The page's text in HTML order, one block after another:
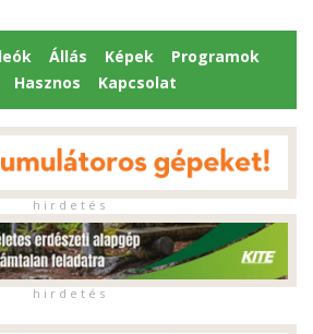
Állás Képek
Programok
Hasznos Kapcsolat
h i r d e t é s
h i r d e t é s